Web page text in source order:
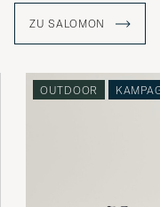
Holzwerkstatt der
die Weltspitze im
ZU SALOMON
OUTDOOR